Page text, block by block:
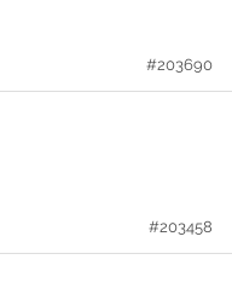
#203690
#203458